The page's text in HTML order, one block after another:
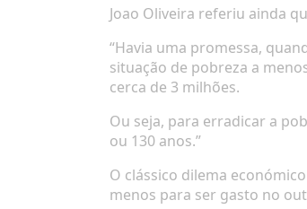
Joao Oliveira referiu ainda
“Havia uma promessa,
situação de pobreza a
cerca de 3 milhões.
Ou seja, para erradicar a
ou 130 anos.”
O clássico dilema
menos para ser gasto no